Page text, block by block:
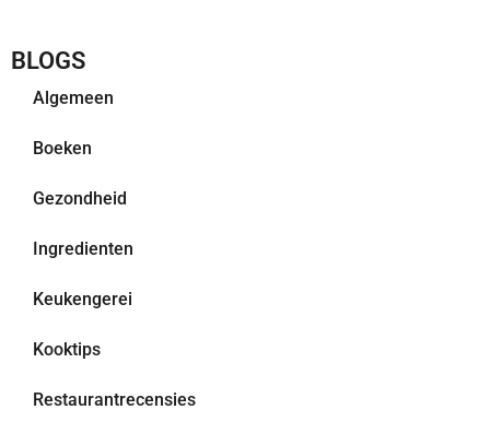
BLOGS
Algemeen
Boeken
Gezondheid
Ingredienten
Keukengerei
Kooktips
Restaurantrecensies